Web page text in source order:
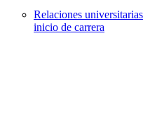
Relaciones
inicio de carrera